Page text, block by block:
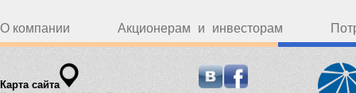
О компании Акционерам и инвесторам
Карта сайта